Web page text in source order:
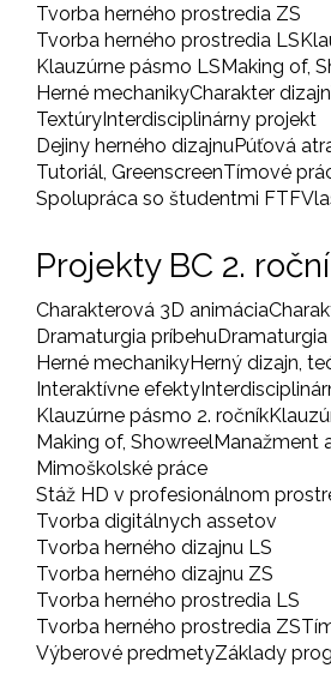
Tvorba herného prostredia ZS
Tvorba herného prostredia LS
Klauzúrne pásmo LSMaking of,
Herné mechanikyCharakter dizajn
TextúryInterdisciplinárny projekt
Dejiny herného dizajnuPúťová
Tutoriál, GreenscreenTímové
Spolupráca so študentmi FTF
Projekty BC 2.
Charakterová 3D animácia
Dramaturgia príbehu
Herné mechanikyHerný dizajn,
Interaktívne efekty
Klauzúrne pásmo 2. ročník
Making of, ShowreelManažment
Mimoškolské práce
Stáž HD v profesionálnom
Tvorba digitálnych assetov
Tvorba herného dizajnu LS
Tvorba herného dizajnu ZS
Tvorba herného prostredia LS
Tvorba herného prostredia ZS
Výberové predmetyZáklady